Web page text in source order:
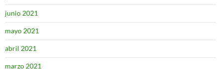
junio 2021
mayo 2021
abril 2021
marzo 2021